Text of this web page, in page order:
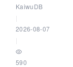
技术路径
KaiwuDB
2026-08-07
590